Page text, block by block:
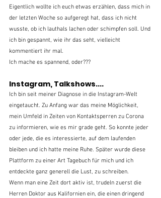
Eigentlich wollte ich euch etwas erzählen, dass mich in
der letzten Woche so aufgeregt hat, dass ich nicht
wusste, ob ich lauthals lachen oder schimpfen soll. Und
ich bin gespannt, wie ihr das seht, vielleicht
kommentiert ihr mal.
Ich mache es spannend, oder???
Instagram, Talkshows....
Ich bin seit meiner Diagnose in die Instagram-Welt
eingetaucht. Zu Anfang war das meine Möglichkeit,
mein Umfeld in Zeiten von Kontaktsperren zu Corona
zu informieren, wie es mir grade geht. So konnte jeder
oder jede, die es interessierte, auf dem laufenden
bleiben und ich hatte meine Ruhe. Später wurde diese
Plattform zu einer Art Tagebuch für mich und ich
entdeckte ganz generell die Lust, zu schreiben.
Wenn man eine Zeit dort aktiv ist, trudeln zuerst die
Herren Doktor aus Kalifornien ein, die einen dringend